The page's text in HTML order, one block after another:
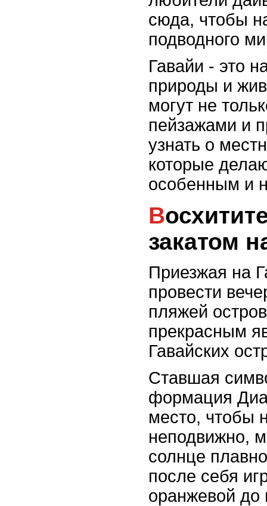
сюда, чтобы
подводного
Гавайи - это
природы и
могут не
пейзажами и
узнать о
которые
особенным и
Восхититесь неповторимым
закатом
Приезжая на
провести
пляжей
прекрасным
Гавайских
Ставшая
формация
место, чтобы
неподвижно,
солнце
после себя
оранжевой до